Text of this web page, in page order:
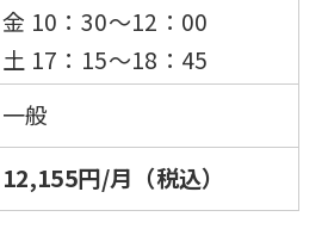
金 10：30〜12：00
土 17：15～18：45
一般
12,155円/月（税込）
an
accurate
translation.
translation
may